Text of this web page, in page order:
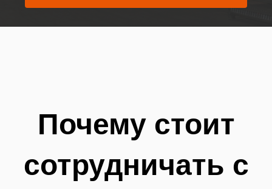
Почему стоит
сотрудничать с